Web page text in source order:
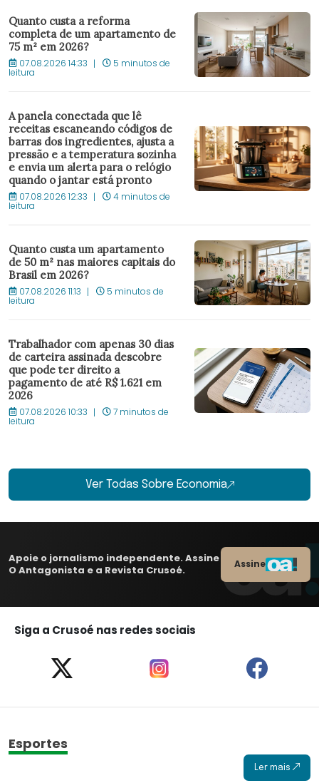
Quanto custa a reforma
completa de um apartamento de
75 m² em 2026?
07.08.2026 14:33 5 minutos de
leitura
A panela conectada que lê
receitas escaneando códigos de
barras dos ingredientes, ajusta a
pressão e a temperatura sozinha
e envia um alerta para o relógio
quando o jantar está pronto
07.08.2026 12:33 4 minutos de
leitura
Quanto custa um apartamento
de 50 m² nas maiores capitais do
Brasil em 2026?
07.08.2026 11:13 5 minutos de
leitura
Trabalhador com apenas 30 dias
de carteira assinada descobre
que pode ter direito a
pagamento de até R$ 1.621 em
2026
07.08.2026 10:33 7 minutos de
leitura
Ver Todas Sobre Economia
Apoie o jornalismo independente. Assine
O Antagonista e a Revista Crusoé.
Assine
Siga a Crusoé nas redes sociais
Esportes
Ler mais